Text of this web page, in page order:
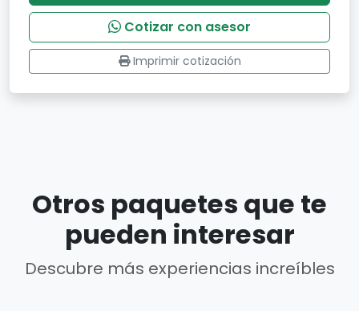
Cotizar con asesor
Imprimir cotización
Otros paquetes que te
pueden interesar
Descubre más experiencias increíbles